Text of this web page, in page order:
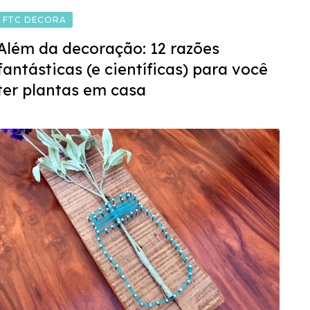
FTC DECORA
da decoração: 12 razões
(e científicas) para você
plantas em casa